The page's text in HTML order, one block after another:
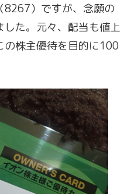
8267）ですが、念願の
た。元々、配当も値上
の株主優待を目的に100